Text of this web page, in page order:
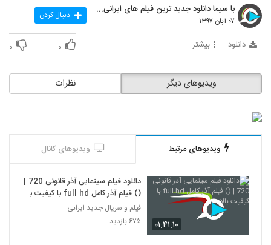
با سیما دانلود جدید ترین فیلم های ایرانی را در لحظ
۰۷ آبان ۱۳۹۷ دنبال کردن
دانلود بیشتر ۰ ۰
نظرات ویدیوهای دیگر
ویدیوهای مرتبط ویدیوهای کانال
۰۱:۴۱:۱۰
دانلود فیلم سینمایی آذر قانونی 720 |
() فیلم آذر کامل full hd با کیفیت بالا
فیلم و سریال جدید ایرانی
۶۷۵ بازدید